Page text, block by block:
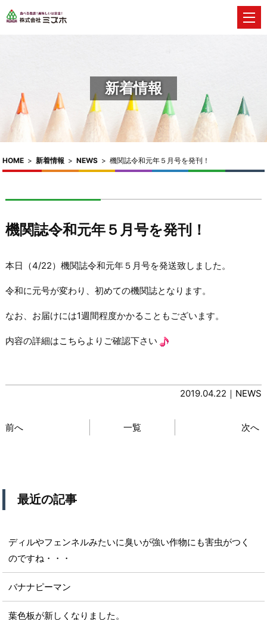
新着情報
HOME > 新着情報 > NEWS > 機関誌令和元年５月号を発刊！
機関誌令和元年５月号を発刊！
本日（4/22）機関誌令和元年５月号を発送致しました。
令和に元号が変わり、初めての機関誌となります。
なお、お届けには1週間程度かかることもございます。
内容の詳細はこちら よりご確認下さい
2019.04.22｜ NEWS
前へ 一覧 次へ
最近の記事
ディルやフェンネルみたいに臭いが強い作物にも害虫がつく
のですね・・・
バナナピーマン
葉色板が新しくなりました。